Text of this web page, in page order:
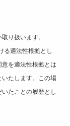
り扱います。
る適法性根拠とし
を適法性根拠とは
たします。この場
たことの履歴とし